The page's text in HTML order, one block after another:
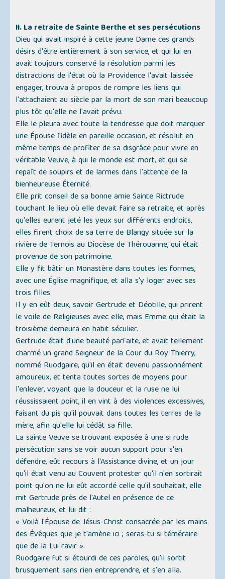
II. La retraite de Sainte Berthe et ses persécutions
Dieu qui avait inspiré à cette jeune Dame ces grands
désirs d'être entièrement à son service, et qui lui en
avait toujours conservé la résolution parmi les
distractions de l'état où la Providence l'avait laissée
engager, trouva à propos de rompre les liens qui
l'attachaient au siècle par la mort de son mari beaucoup
plus tôt qu'elle ne l'avait prévu.
Elle le pleura avec toute la tendresse que doit marquer
une Épouse fidèle en pareille occasion, et résolut en
même temps de profiter de sa disgrâce pour vivre en
véritable Veuve, à qui le monde est mort, et qui se
repaît de soupirs et de larmes dans l'attente de la
bienheureuse Éternité.
Elle prit conseil de sa bonne amie Sainte Rictrude
touchant le lieu où elle devait faire sa retraite, et après
qu'elles eurent jeté les yeux sur différents endroits,
elles firent choix de sa terre de Blangy située sur la
rivière de Ternois au Diocèse de Thérouanne, qui était
provenue de son patrimoine.
Elle y fit bâtir un Monastère dans toutes les formes,
avec une Église magnifique, et alla s'y loger avec ses
trois filles.
Il y en eût deux, savoir Gertrude et Déotille, qui prirent
le voile de Religieuses avec elle, mais Emme qui était la
troisième demeura en habit séculier.
Gertrude était d'une beauté parfaite, et avait tellement
charmé un grand Seigneur de la Cour du Roy Thierry,
nommé Ruodgaire, qu'il en était devenu passionnément
amoureux, et tenta toutes sortes de moyens pour
l'enlever, voyant que la douceur et la ruse ne lui
réussissaient point, il en vint à des violences excessives,
faisant du pis qu'il pouvait dans toutes les terres de la
mère, afin qu'elle lui cédât sa fille.
La sainte Veuve se trouvant exposée à une si rude
persécution sans se voir aucun support pour s'en
défendre, eût recours à l'Assistance divine, et un jour
qu'il était venu au Couvent protester qu'il n'en sortirait
point qu'on ne lui eût accordé celle qu'il souhaitait, elle
mit Gertrude près de l'Autel en présence de ce
malheureux, et lui dit :
« Voilà l'Épouse de Jésus-Christ consacrée par les mains
des Évêques que je t'amène ici ; seras-tu si téméraire
que de la Lui ravir ».
Ruodgaire fut si étourdi de ces paroles, qu'il sortit
brusquement sans rien entreprendre, et s'en alla.